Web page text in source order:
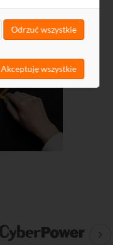
Odrzuć wszystkie
Akceptuję wszystkie